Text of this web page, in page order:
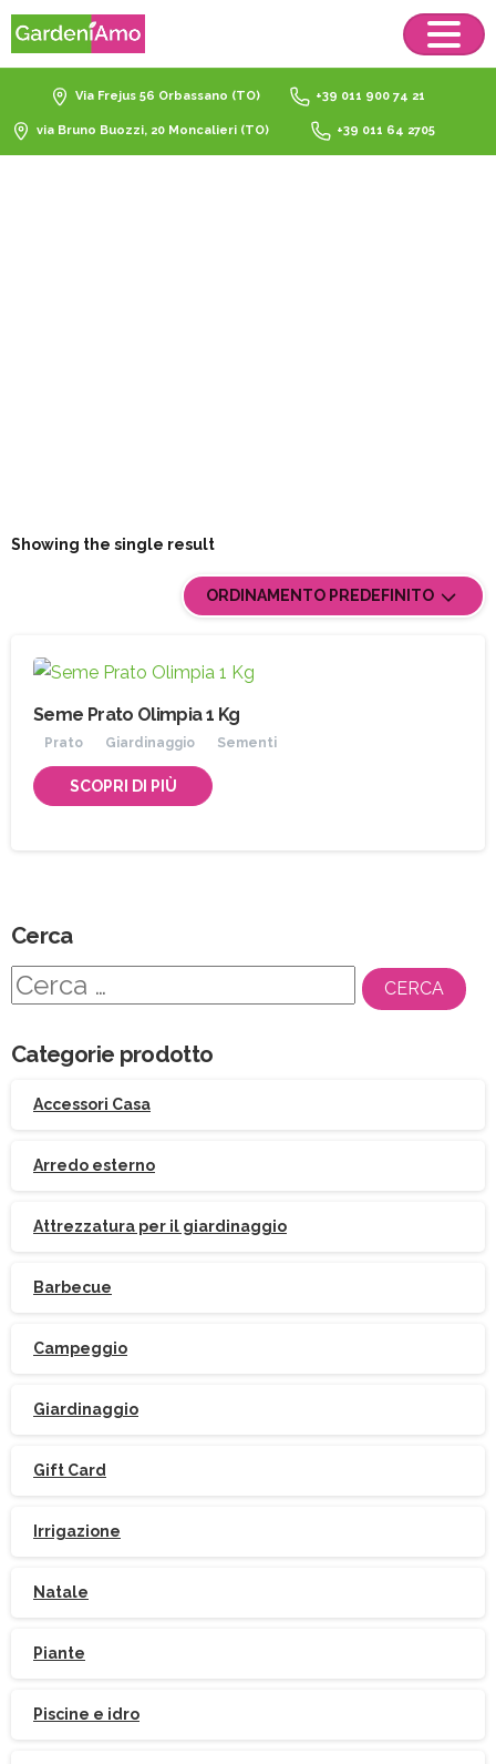
Via Frejus 56 Orbassano (TO) +39 011 900 74 21
via Bruno Buozzi, 20 Moncalieri (TO) +39 011 64 2705
Showing the single result
ORDINAMENTO PREDEFINITO
Seme Prato Olimpia 1 Kg
Prato Giardinaggio Sementi
SCOPRI DI PIÙ
Cerca
Ricerca
Categorie prodotto
Accessori Casa
Arredo esterno
Attrezzatura per il giardinaggio
Barbecue
Campeggio
Giardinaggio
Gift Card
Irrigazione
Natale
Piante
Piscine e idro